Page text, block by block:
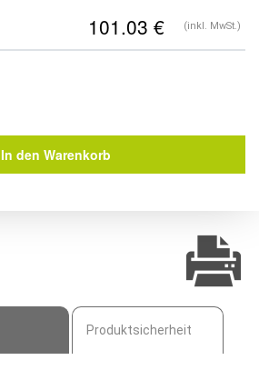
(inkl. MwSt.)
In den Warenkorb
Produktsicherheit